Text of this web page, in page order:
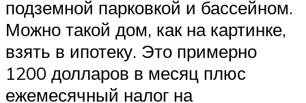
подземной парковкой и бассейном.
Можно такой дом, как на картинке,
взять в ипотеку. Это примерно
1200 долларов в месяц плюс
ежемесячный налог на